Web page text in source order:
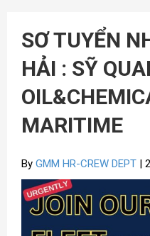
SƠ TUYỂN
HẢI : SỸ
MARITIME
By GMM HR-CREW DEPT |